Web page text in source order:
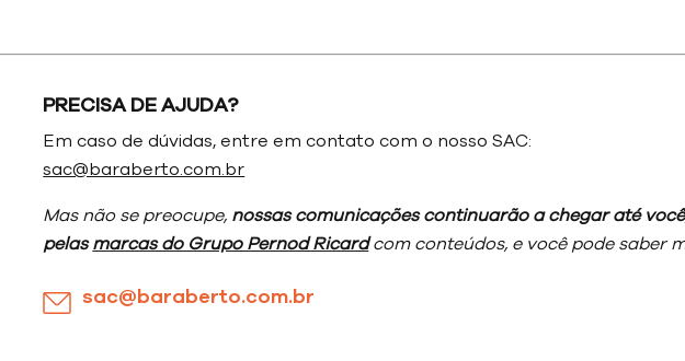
PRECISA DE AJUDA?
Em caso de dúvidas, entre em contato com o nosso SAC:
sac@baraberto.com.br
Mas não se preocupe, nossas comunicações continuarão a chegar até
pelasmarcas do Grupo Pernod Ricardcom conteúdos, e você pode saber
sac@baraberto.com.br